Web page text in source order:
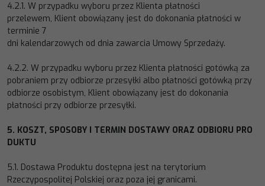
4.2.1. W przypadku wyboru przez Klienta płatności
przelewem, Klient obowiązany jest do dokonania płatności w
terminie 7
dni kalendarzowych od dnia zawarcia Umowy Sprzedaży.
4.2.2. W przypadku wyboru przez Klienta płatności gotówką za
pobraniem przy odbiorze przesyłki albo płatności gotówką przy
odbiorze osobistym, Klient obowiązany jest do dokonania
płatności przy odbiorze przesyłki.
5. KOSZT, SPOSOBY I TERMIN DOSTAWY ORAZ ODBIORU PRO
DUKTU
5.1. Dostawa Produktu dostępna jest na terytorium
Rzeczypospolitej Polskiej oraz poza jej granicami.